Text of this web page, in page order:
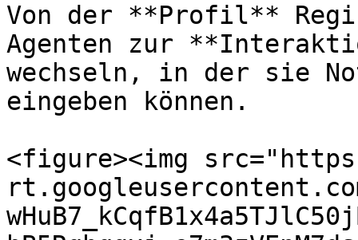
Von der **Profil**
Agenten zur
wechseln, in der sie
eingeben können.
<figure><img